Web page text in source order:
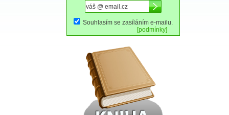
Souhlasím se zasíláním e-mailu.
[podmínky]